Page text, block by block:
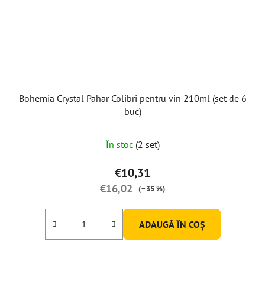
Bohemia Crystal Pahar Colibri pentru vin 210ml (set de 6
buc)
În stoc (2 set)
€10,31
€16,02 (–35 %)
ADAUGĂ ÎN COŞ